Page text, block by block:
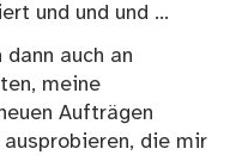
und und und …
auch an
meine
Aufträgen
ausprobieren, die mir